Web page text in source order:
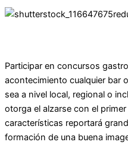
Participar en concursos
acontecimiento cualquier bar
sea a nivel local, regional o
otorga el alzarse con el
características reportará
formación de una buena